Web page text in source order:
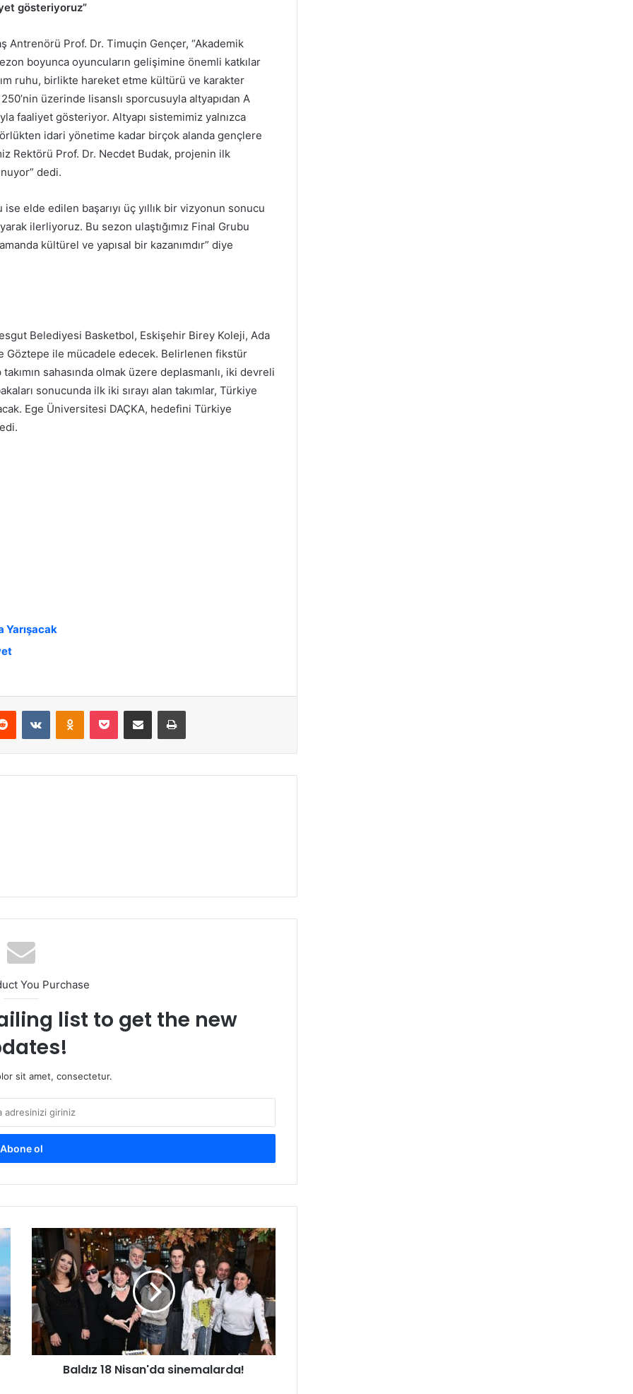
gösteriyoruz”
Antrenörü Prof. Dr. Timuçin Gençer, “Akademik
boyunca oyuncuların gelişimine önemli katkılar
ruhu, birlikte hareket etme kültürü ve karakter
üzerinde lisanslı sporcusuyla altyapıdan A
faaliyet gösteriyor. Altyapı sistemimiz yalnızca
idari yönetime kadar birçok alanda gençlere
Rektörü Prof. Dr. Necdet Budak, projenin ilk
dedi.
elde edilen başarıyı üç yıllık bir vizyonun sonucu
ilerliyoruz. Bu sezon ulaştığımız Final Grubu
kültürel ve yapısal bir kazanımdır” diye
Belediyesi Basketbol, Eskişehir Birey Koleji, Ada
Göztepe ile mücadele edecek. Belirlenen fikstür
sahasında olmak üzere deplasmanlı, iki devreli
sonucunda ilk iki sırayı alan takımlar, Türkiye
Ege Üniversitesi DAÇKA, hedefini Türkiye
Yarışacak
You Purchase
list to get the new
sit amet, consectetur.
B
a
l
d
ı
z
1
8
N
Baldız 18 Nisan'da sinemalarda!